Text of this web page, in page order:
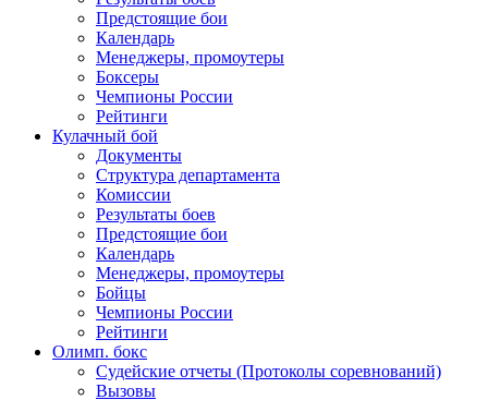
Предстоящие бои
Календарь
Менеджеры, промоутеры
Боксеры
Чемпионы России
Рейтинги
Кулачный бой
Документы
Структура департамента
Комиссии
Результаты боев
Предстоящие бои
Календарь
Менеджеры, промоутеры
Бойцы
Чемпионы России
Рейтинги
Олимп. бокс
Судейские отчеты (Протоколы соревнований)
Вызовы